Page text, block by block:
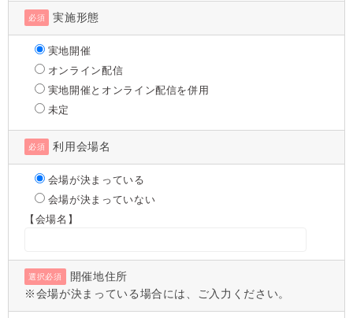
必須 実施形態
実地開催
オンライン配信
実地開催とオンライン配信を併用
未定
必須 利用会場名
会場が決まっている
会場が決まっていない
【会場名】
選択必須
開催地住所
※会場が決まっている場合には、ご入力ください。